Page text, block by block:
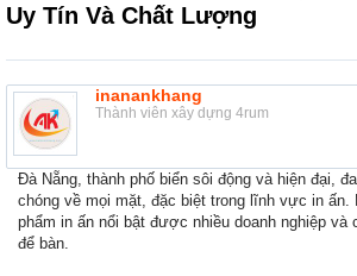
Uy Tín Và Chất Lượng
inanankhang
Thành viên xây dựng 4rum
Đà Nẵng, thành phố biển sôi động và hiện đại,
chóng về mọi mặt, đặc biệt trong lĩnh vực in ấn.
phẩm in ấn nổi bật được nhiều doanh nghiệp và
để bàn.